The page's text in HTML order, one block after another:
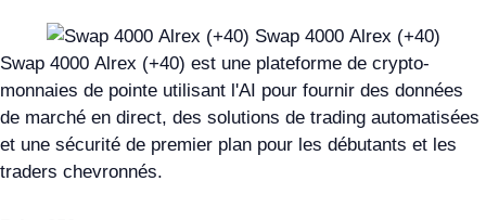
Swap 4000 Alrex (+40) est une plateforme de crypto-
monnaies de pointe utilisant l'AI pour fournir des données
de marché en direct, des solutions de trading automatisées
et une sécurité de premier plan pour les débutants et les
traders chevronnés.